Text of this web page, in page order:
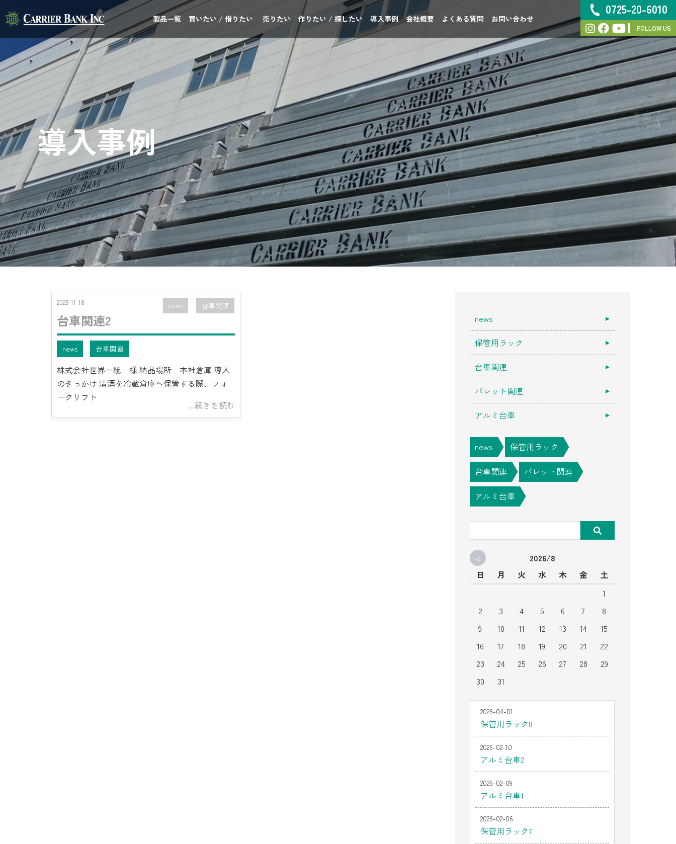
製品一覧 買いたい / 借りたい 売りたい 作りたい / 探したい 導入事例 会社概要 よくある質問 お問い合わせ
0725-20-6010
FOLLOW US
導入事例
2025-11-18
台車関連2
news 台車関連
news 台車関連
株式会社世界一統 様 納品場所 本社倉庫 導入
のきっかけ 清酒を冷蔵倉庫へ保管する際、フォ
ークリフト
...続きを読む
news
保管用ラック
台車関連
パレット関連
アルミ台車
news 保管用ラック
台車関連 パレット関連
アルミ台車
<
2026/8
日
月 火 水 木 金
土
1
2
3 4 5 6 7
8
9
10 11 12 13 14
15
16
17 18 19 20 21
22
23
24 25 26 27 28
29
30
31
2026-04-01
保管用ラック8
2026-02-10
アルミ台車2
2026-02-09
アルミ台車1
2026-02-06
保管用ラック7